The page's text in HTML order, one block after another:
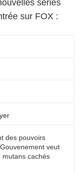
séries
sur FOX :
des pouvoirs
veut
mutans cachés